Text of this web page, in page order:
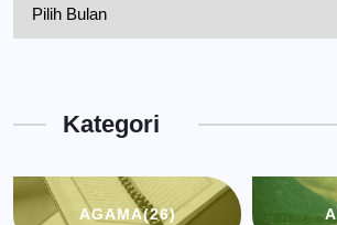
BandungKategori
AGAMA(26)